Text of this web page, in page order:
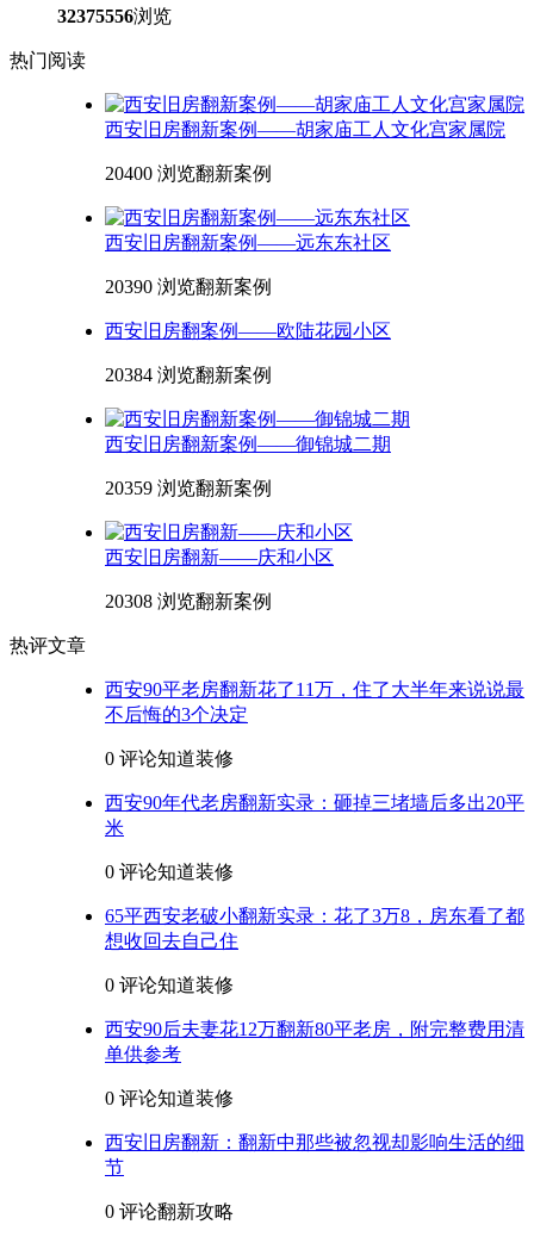
32375556浏览
热门阅读
西安旧房翻新案例——胡家庙工人文化宫家属院
20400 浏览翻新案例
西安旧房翻新案例——远东东社区
20390 浏览翻新案例
西安旧房翻案例——欧陆花园小区
20384 浏览翻新案例
西安旧房翻新案例——御锦城二期
20359 浏览翻新案例
西安旧房翻新——庆和小区
20308 浏览翻新案例
热评文章
西安90平老房翻新花了11万，住了大半年来说说最
不后悔的3个决定
0 评论知道装修
西安90年代老房翻新实录：砸掉三堵墙后多出20平
米
0 评论知道装修
65平西安老破小翻新实录：花了3万8，房东看了都
想收回去自己住
0 评论知道装修
西安90后夫妻花12万翻新80平老房，附完整费用清
单供参考
0 评论知道装修
西安旧房翻新：翻新中那些被忽视却影响生活的细
节
0 评论翻新攻略